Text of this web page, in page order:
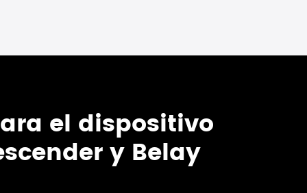
el dispositivo
y Belay